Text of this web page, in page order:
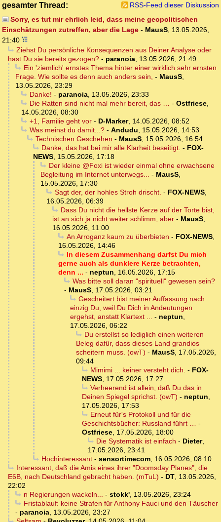
gesamter Thread:
RSS-Feed dieser Diskussion
Sorry, es tut mir ehrlich leid, dass meine geopolitischen
Einschätzungen zutreffen, aber die Lage - MausS, 13.05.2026,
21:40
Ziehst Du persönliche Konsequenzen aus Deiner Analyse oder
hast Du sie bereits gezogen? - paranoia, 13.05.2026, 21:49
Ein 'ziemlich' ernstes Thema hinter einer wirklich sehr ernsten
Frage. Wie sollte es denn auch anders sein, - MausS,
13.05.2026, 23:29
Danke! - paranoia, 13.05.2026, 23:33
Die Ratten sind nicht mal mehr bereit, das … - Ostfriese,
14.05.2026, 08:30
+1, Familie geht vor- D-Marker, 14.05.2026, 08:52
Was meinst du damit...?- Andudu, 15.05.2026, 14:53
Technischen Geschehen - MausS, 15.05.2026, 16:54
Danke, das hat bei mir alle Klarheit beseitigt. - FOX-
NEWS, 15.05.2026, 17:18
Der kleine @Foxi ist wieder einmal ohne erwachsene
Begleitung im Internet unterwegs... - MausS,
15.05.2026, 17:30
Sagt der, der hohles Stroh drischt. - FOX-NEWS,
16.05.2026, 06:39
Dass Du nicht die hellste Kerze auf der Torte bist,
ist an sich ja nicht weiter schlimm, aber - MausS,
16.05.2026, 11:00
An Arroganz kaum zu überbieten - FOX-NEWS,
16.05.2026, 14:46
In diesem Zusammenhang darfst Du mich
gerne auch als dunklere Kerze betrachten,
denn ... - neptun, 16.05.2026, 17:15
Was bitte soll daran "spirituell" gewesen sein?
- MausS, 17.05.2026, 03:21
Gescheitert bist meiner Auffassung nach
einzig Du, weil Du Dich in Andeutungen
ergehst, anstatt Klartext ... - neptun,
17.05.2026, 06:22
Du erstellst so lediglich einen weiteren
Beleg dafür, dass dieses Land grandios
scheitern muss. (owT) - MausS, 17.05.2026,
09:44
Mimimi ... keiner versteht dich. - FOX-
NEWS, 17.05.2026, 17:27
Verheerend ist allein, daß Du das in
Deinen Spiegel sprichst. (owT) - neptun,
17.05.2026, 17:53
Erneut für's Protokoll und für die
Geschichtsbücher: Russland führt … -
Ostfriese, 17.05.2026, 18:00
Die Systematik ist einfach - Dieter,
17.05.2026, 23:41
Hochinteressant- sensortimecom, 16.05.2026, 08:10
Interessant, daß die Amis eines ihrer "Doomsday Planes", die
E6B, nach Deutschland gebracht haben. (mTuL) - DT, 13.05.2026,
22:02
n Regierungen wackeln... - stokk', 13.05.2026, 23:24
Fristablauf: keine Strafen für Anthony Fauci und den Täuscher
- paranoia, 13.05.2026, 23:27